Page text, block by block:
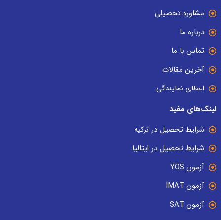
مشاوره تحصیلی
درباره ما
تماس با ما
آخرین مقالات
اعطای نمایندگی
لینک‌های مفید
شرایط تحصیل در ترکیه
شرایط تحصیل در ایتالیا
آزمون YOS
آزمون IMAT
آزمون SAT